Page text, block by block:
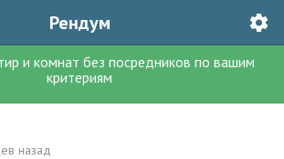
Рендум
и комнат без посредников по вашим
критериям
назад